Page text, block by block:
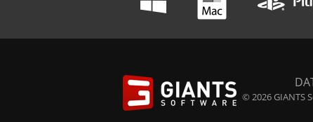
© 2026 GIANTS